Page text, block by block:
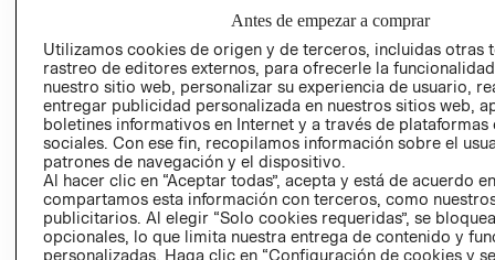
POLÍTICA
EMPRESARIAL
CONDICIONES
AVISO DE
PRIVACIDAD
GIFT CARD
AVISO DE
Antes de empezar a comprar
Utilizamos cookies de origen y de terceros, incluidas otras
rastreo de editores externos, para ofrecerle la
nuestro sitio web, personalizar su experiencia de usuario,
entregar publicidad personalizada en nuestros sitios web,
boletines informativos en Internet y a través de plataformas
sociales. Con ese fin, recopilamos información sobre el
patrones de navegación y el dispositivo.
Al hacer clic en “Aceptar todas”, acepta y está de acuerdo
compartamos esta información con terceros, como
publicitarios. Al elegir “Solo cookies requeridas”, se
opcionales, lo que limita nuestra entrega de contenido y
personalizadas. Haga clic en “Configuración de cookies y